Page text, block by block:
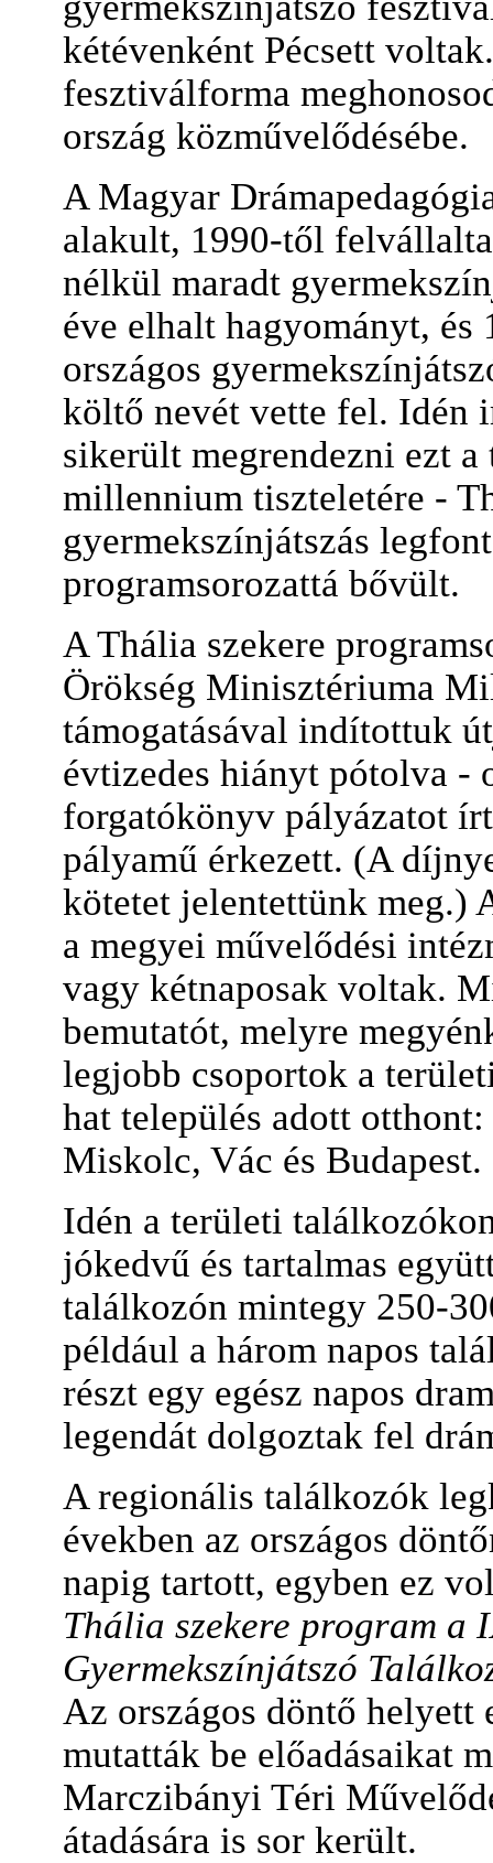
kétévenként Pécsett
fesztiválforma
ország közművelődésébe.
A Magyar
alakult, 1990-től
nélkül maradt
éve elhalt hagyományt,
országos
költő nevét vette fel. Idén
sikerült megrendezni ezt
millennium tiszteletére -
gyermekszínjátszás
programsorozattá bővült.
A Thália szekere
Örökség Minisztériuma
támogatásával indítottuk
évtizedes hiányt pótolva -
forgatókönyv pályázatot
pályamű érkezett. (A
kötetet jelentettünk meg.)
a megyei művelődési
vagy kétnaposak voltak.
bemutatót, melyre
legjobb csoportok a
hat település adott
Miskolc, Vác és Budapest.
Idén a területi
jókedvű és tartalmas
találkozón mintegy 250-
például a három napos
részt egy egész napos
legendát dolgoztak fel
A regionális találkozók
években az országos
napig tartott, egyben ez
Thália szekere program a
Gyermekszínjátszó
Az országos döntő helyett
mutatták be előadásaikat
Marczibányi Téri
átadására is sor került.